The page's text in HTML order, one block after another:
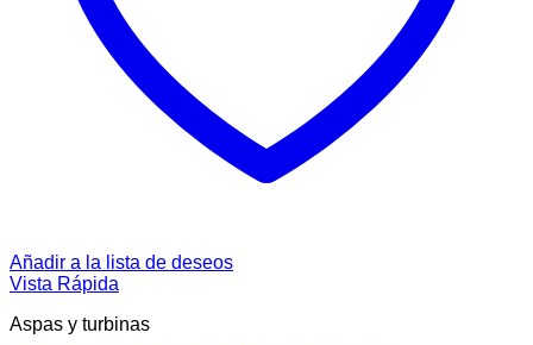
Añadir a la lista de deseos
Vista Rápida
Aspas y turbinas